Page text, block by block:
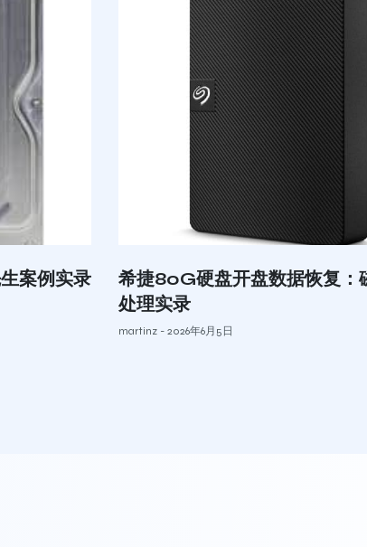
案例实录
希捷80G硬盘开盘数据恢复：
处理实录
martinz 2026年6月5日